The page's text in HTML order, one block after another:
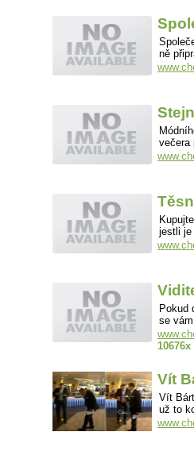
ně
večera
jestli
Pokud
se
10676x
Vít
Vít
už to